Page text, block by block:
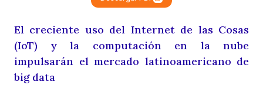
El creciente uso del Internet de las Cosas
(IoT) y la computación en la nube
impulsarán el mercado latinoamericano de
big data